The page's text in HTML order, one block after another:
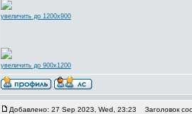
увеличить до 1200x900
увеличить до 900x1200
Добавлено: 27 Sep 2023, Wed, 23:23 Заголовок